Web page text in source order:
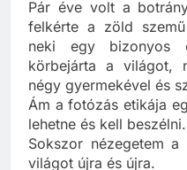
szubjektum a
Pár éve volt a
felkérte a zöld
neki egy bizonyos
körbejárta a világot,
négy gyermekével és
Ám a fotózás etikája
lehetne és kell beszélni.
Sokszor nézegetem